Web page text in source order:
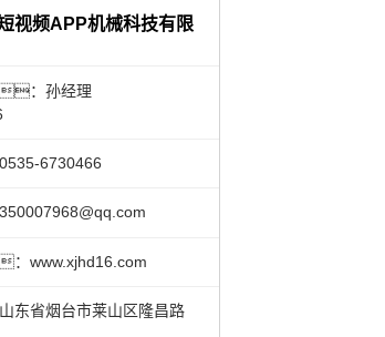
视频APP机械科技有限
：孙经理
6730466
www.xjhd16.com
省烟台市莱山区隆昌路